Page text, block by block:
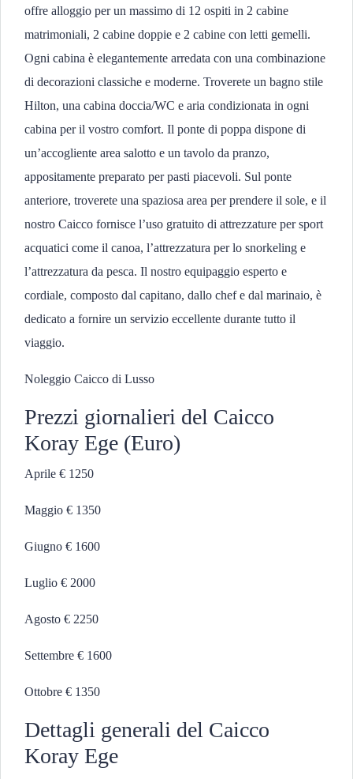
offre alloggio per un massimo di 12 ospiti in 2 cabine
matrimoniali, 2 cabine doppie e 2 cabine con letti gemelli.
Ogni cabina è elegantemente arredata con una combinazione
di decorazioni classiche e moderne. Troverete un bagno stile
Hilton, una cabina doccia/WC e aria condizionata in ogni
cabina per il vostro comfort. Il ponte di poppa dispone di
un’accogliente area salotto e un tavolo da pranzo,
appositamente preparato per pasti piacevoli. Sul ponte
anteriore, troverete una spaziosa area per prendere il sole, e il
nostro Caicco fornisce l’uso gratuito di attrezzature per sport
acquatici come il canoa, l’attrezzatura per lo snorkeling e
l’attrezzatura da pesca. Il nostro equipaggio esperto e
cordiale, composto dal capitano, dallo chef e dal marinaio, è
dedicato a fornire un servizio eccellente durante tutto il
viaggio.
Noleggio Caicco di Lusso
Prezzi giornalieri del Caicco
Koray Ege (Euro)
Aprile € 1250
Maggio € 1350
Giugno € 1600
Luglio € 2000
Agosto € 2250
Settembre € 1600
Ottobre € 1350
Dettagli generali del Caicco
Koray Ege